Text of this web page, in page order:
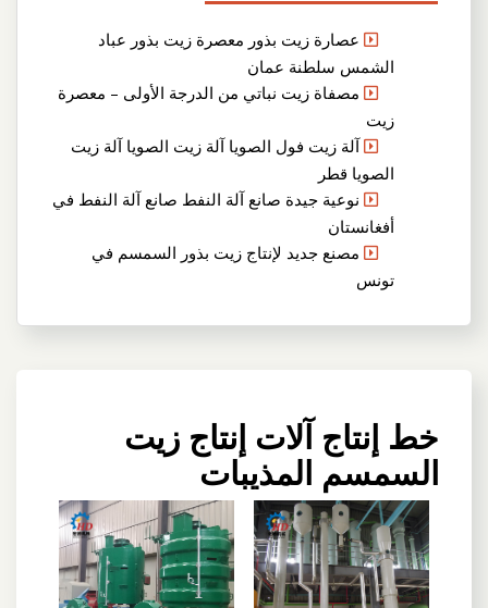
عصارة زيت بذور معصرة زيت بذور عباد
الشمس سلطنة عمان
مصفاة زيت نباتي من الدرجة الأولى – معصرة
زيت
آلة زيت فول الصويا آلة زيت الصويا آلة زيت
الصويا قطر
نوعية جيدة صانع آلة النفط صانع آلة النفط في
أفغانستان
مصنع جديد لإنتاج زيت بذور السمسم في
تونس
خط إنتاج آلات إنتاج زيت
السمسم المذيبات